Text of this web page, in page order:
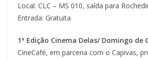
Local: CLC – MS 010, saída para
Entrada: Gratuita
1ª Edição Cinema Delas/ Domingo de
CineCafé, em parceria com o Capivas,